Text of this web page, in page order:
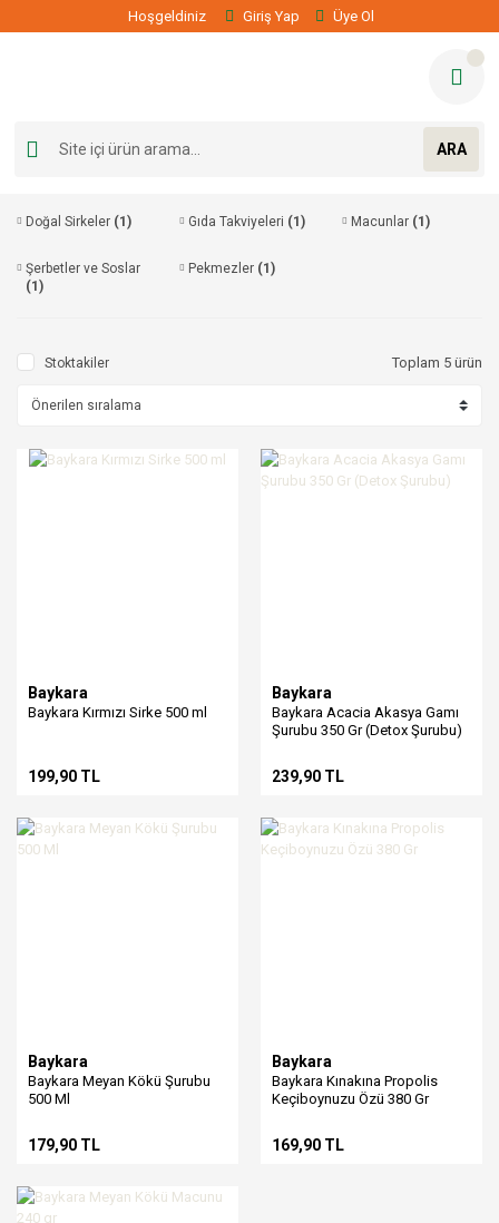
Hoşgeldiniz Giriş Yap Üye Ol
ARA
Doğal Sirkeler (1) Gıda Takviyeleri (1) Macunlar (1)
Şerbetler ve Soslar
(1)
Pekmezler (1)
Stoktakiler Toplam 5 ürün
Baykara
Baykara Kırmızı Sirke 500 ml
199,90 TL
Baykara
Baykara Acacia Akasya Gamı
Şurubu 350 Gr (Detox Şurubu)
239,90 TL
Baykara
Baykara Meyan Kökü Şurubu
500 Ml
179,90 TL
Baykara
Baykara Kınakına Propolis
Keçiboynuzu Özü 380 Gr
169,90 TL